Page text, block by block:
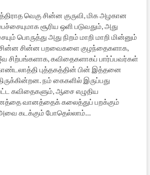
வெகு சின்ன குருவி, மிக அழகான
சூரிய ஒளி படுவதும், அது
பொருத்து அது நிறம் மாறி மாறி மின்னும்
சின்ன சின்ன பறவைகளை குழந்தைகளாக,
சிற்பங்களாக, கவிதைகளாகப் பார்ப்பவர்கள்
புத்தகத்தின் பின் இத்தனை
நம் கைகளில் இருப்பது
கவிதைகளும், ஆசை எழுதிய
வானத்தைக் கலைத்துப் பறக்கும்
கடக்கும் போதெல்லாம்…